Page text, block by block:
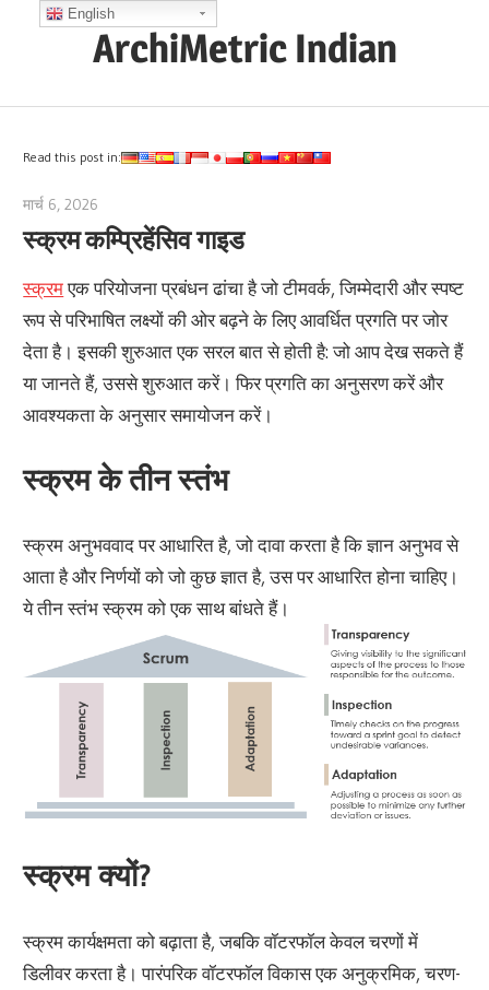
ArchiMetric Indian
Ops,
Agile
and
More
Read this post in:
मार्च 6, 2026
स्क्रम कम्प्रिहेंसिव गाइड
स्क्रमएक परियोजना प्रबंधन ढांचा है जो टीमवर्क, जिम्मेदारी और स्पष्ट
रूप से परिभाषित लक्ष्यों की ओर बढ़ने के लिए आवर्धित प्रगति पर जोर
देता है। इसकी शुरुआत एक सरल बात से होती है: जो आप देख सकते हैं
या जानते हैं, उससे शुरुआत करें। फिर प्रगति का अनुसरण करें और
आवश्यकता के अनुसार समायोजन करें।
स्क्रम के तीन स्तंभ
स्क्रम अनुभववाद पर आधारित है, जो दावा करता है कि ज्ञान अनुभव से
आता है और निर्णयों को जो कुछ ज्ञात है, उस पर आधारित होना चाहिए।
ये तीन स्तंभ स्क्रम को एक साथ बांधते हैं।
स्क्रम क्यों?
स्क्रम कार्यक्षमता को बढ़ाता है, जबकि वॉटरफॉल केवल चरणों में
डिलीवर करता है। पारंपरिक वॉटरफॉल विकास एक अनुक्रमिक, चरण-
English